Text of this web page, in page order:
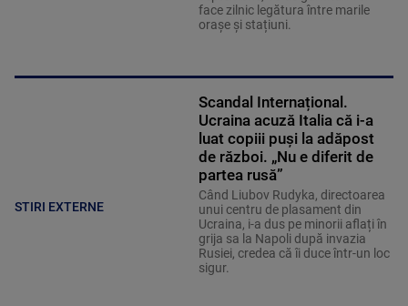
face zilnic legătura între marile
orașe și stațiuni.
STIRI EXTERNE
Scandal Internațional.
Ucraina acuză Italia că i-a
luat copiii puși la adăpost
de război. „Nu e diferit de
partea rusă”
Când Liubov Rudyka, directoarea
unui centru de plasament din
Ucraina, i-a dus pe minorii aflați în
grija sa la Napoli după invazia
Rusiei, credea că îi duce într-un loc
sigur.